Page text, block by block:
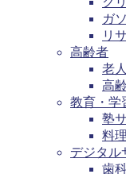
ガ
リ
高齢者
老
高
教育・学
塾
料
デジタル
歯